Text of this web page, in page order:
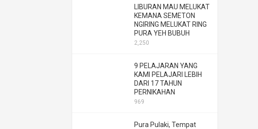
LIBURAN MAU MELUKAT
KEMANA SEMETON
NGIRING MELUKAT RING
PURA YEH BUBUH
2,250
9 PELAJARAN YANG
KAMI PELAJARI LEBIH
DARI 17 TAHUN
PERNIKAHAN
969
Pura Pulaki, Tempat